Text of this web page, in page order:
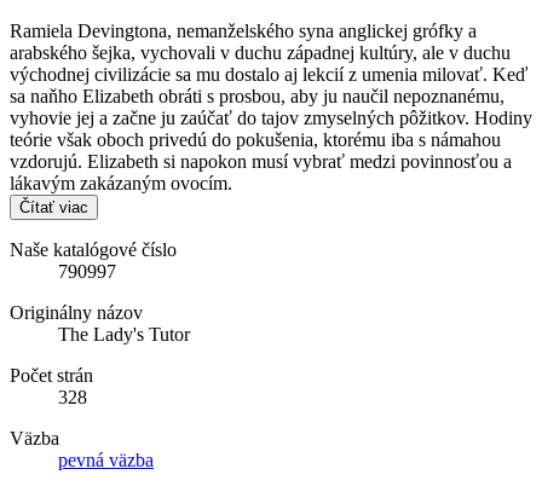
Ramiela Devingtona, nemanželského syna anglickej grófky a
arabského šejka, vychovali v duchu západnej kultúry, ale v duchu
východnej civilizácie sa mu dostalo aj lekcií z umenia milovať. Keď
sa naňho Elizabeth obráti s prosbou, aby ju naučil nepoznanému,
vyhovie jej a začne ju zaúčať do tajov zmyselných pôžitkov. Hodiny
teórie však oboch privedú do pokušenia, ktorému iba s námahou
vzdorujú. Elizabeth si napokon musí vybrať medzi povinnosťou a
lákavým zakázaným ovocím.
Čítať viac
Naše katalógové číslo
790997
Originálny názov
The Lady's Tutor
Počet strán
328
Väzba
pevná väzba